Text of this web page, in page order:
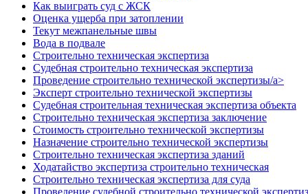
Как выиграть суд с ЖСК
Оценка ущерба при затоплении
Текут межпанельные швы
Вода в подвале
Строительно техническая экспертиза
Судебная строительно техническая экспертиза
Проведение строительно технической экспертизы/a>
Эксперт строительно технической экспертизы
Судебная строительная техническая экспертиза объекта
Строительно техническая экспертиза заключение
Стоимость строительно технической экспертизы
Назначение строительно технической экспертизы
Строительно техническая экспертиза зданий
Ходатайство экспертиза строительно техническая
Строительно техническая экспертиза для суда
Проведение судебной строительно технической